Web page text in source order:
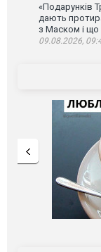
«Подарунків
дають
з Маском і що
09.08.2026,